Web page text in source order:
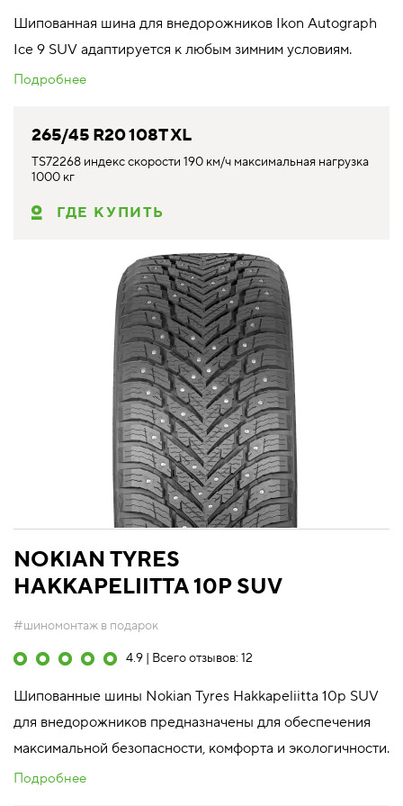
Шипованная шина для внедорожников Ikon Autograph
Ice 9 SUV адаптируется к любым зимним условиям.
Подробнее
265/45 R20 108T XL
TS72268 индекс скорости 190 км/ч максимальная нагрузка
1000 кг
ГДЕ КУПИТЬ
NOKIAN TYRES
HAKKAPELIITTA 10P SUV
#шиномонтаж в подарок
4.9 | Всего отзывов: 12
Шипованные шины Nokian Tyres Hakkapeliitta 10p SUV
для внедорожников предназначены для обеспечения
максимальной безопасности, комфорта и экологичности.
Подробнее